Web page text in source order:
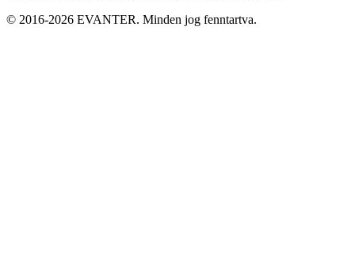
© 2016-2026 EVANTER. Minden jog fenntartva.